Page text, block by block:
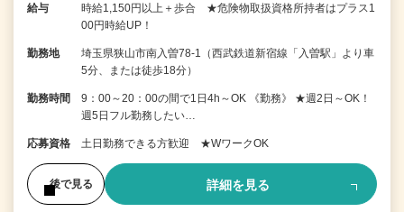
給与
時給1,150円以上＋歩合 ★危険物取扱資格所持者はプラス1
00円時給UP！
勤務地
埼玉県狭山市南入曽78-1（西武鉄道新宿線「入曽駅」より車
5分、または徒歩18分）
勤務時間
9：00～20：00の間で1日4h～OK 《勤務》 ★週2日～OK！
週5日フル勤務したい…
応募資格 土日勤務できる方歓迎 ★WワークOK
後で見る 詳細を見る